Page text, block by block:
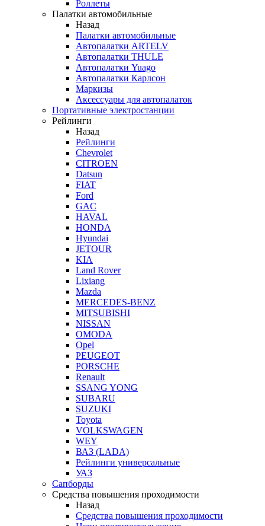
Роллеты
Палатки автомобильные
Назад
Палатки автомобильные
Автопалатки ARTELV
Автопалатки THULE
Автопалатки Yuago
Автопалатки Карлсон
Маркизы
Аксессуары для автопалаток
Портативные электростанции
Рейлинги
Назад
Рейлинги
Chevrolet
CITROEN
Datsun
FIAT
Ford
GAC
HAVAL
HONDA
Hyundai
JETOUR
KIA
Land Rover
Lixiang
Mazda
MERCEDES-BENZ
MITSUBISHI
NISSAN
OMODA
Opel
PEUGEOT
PORSCHE
Renault
SSANG YONG
SUBARU
SUZUKI
Toyota
VOLKSWAGEN
WEY
ВАЗ (LADA)
Рейлинги универсальные
УАЗ
Сапборды
Средства повышения проходимости
Назад
Средства повышения проходимости